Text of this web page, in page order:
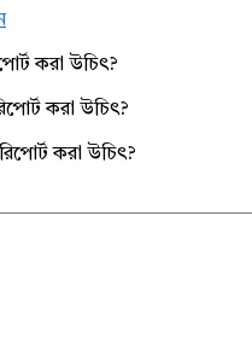
করা উচিৎ?
করা উচিৎ?
করা উচিৎ?